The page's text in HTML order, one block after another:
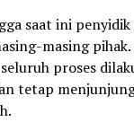
saat ini
masing pihak.
proses
tetap